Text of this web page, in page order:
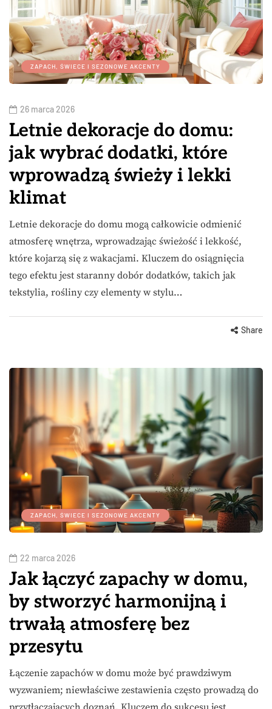
ZAPACH, ŚWIECE I SEZONOWE AKCENTY
26 marca 2026
Letnie dekoracje do domu:
jak wybrać dodatki, które
wprowadzą świeży i lekki
klimat
Letnie dekoracje do domu mogą całkowicie odmienić
atmosferę wnętrza, wprowadzając świeżość i lekkość,
które kojarzą się z wakacjami. Kluczem do osiągnięcia
tego efektu jest staranny dobór dodatków, takich jak
tekstylia, rośliny czy elementy w stylu…
Share
ZAPACH, ŚWIECE I SEZONOWE AKCENTY
22 marca 2026
Jak łączyć zapachy w domu,
by stworzyć harmonijną i
trwałą atmosferę bez
przesytu
Łączenie zapachów w domu może być prawdziwym
wyzwaniem; niewłaściwe zestawienia często prowadzą do